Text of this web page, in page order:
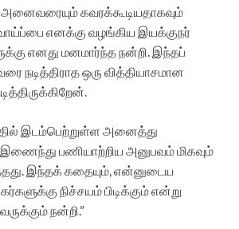
அனைவரையும் கவரக்கூடியதாகவும்
எனக்கு வழங்கிய இயக்குநர்
எனது மனமார்ந்த நன்றி. இந்தப்
நடித்திராத ஒரு வித்தியாசமான
இடம்பெற்றுள்ள அனைத்து
பணியாற்றிய அனுபவம் மிகவும்
இந்தக் கதையும், என்னுடைய
நிச்சயம் பிடிக்கும் என்று
நன்றி.”